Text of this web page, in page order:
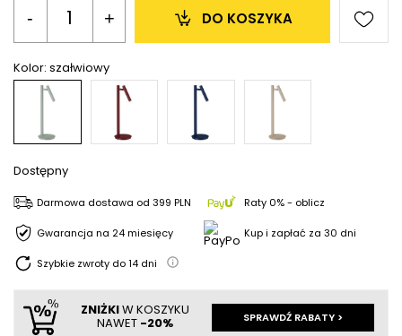
Kolor: szałwiowy
- + DO KOSZYKA
Dostępny
Darmowa dostawa od 399 PLN Raty 0% - oblicz
Gwarancja na 24 miesięcy Kup i zapłać za 30 dni
Szybkie zwroty do14 dni
ZNIŻKIW KOSZYKU
NAWET -20% SPRAWDŹ RABATY >